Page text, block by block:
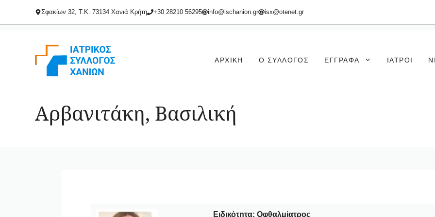
Σφακίων 32, Τ.Κ. 73134 Χανιά Κρήτη +30 28210 56295 info@ischanion.gr isx@otenet.gr
ΑΡΧΙΚΉ Ο ΣΎΛΛΟΓΟΣ ΈΓΓΡΑΦΑ ΙΑΤΡΟΊ
Αρβανιτάκη, Βασιλική
Ειδικότητα:Οφθαλμίατρος